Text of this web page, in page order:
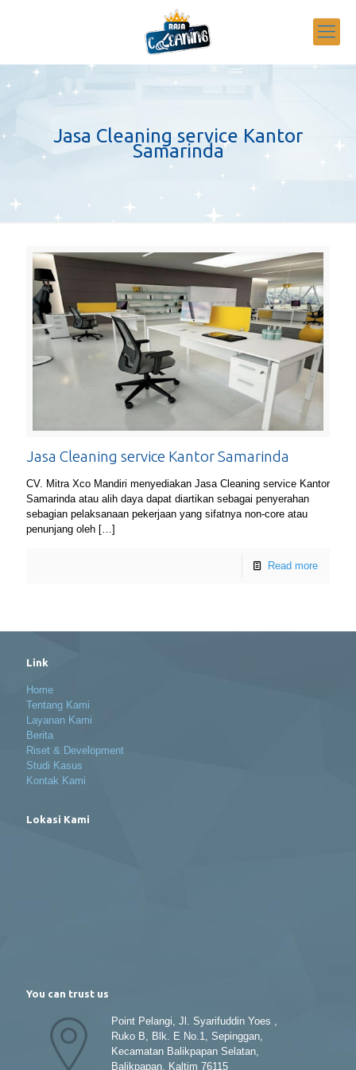
Jasa Cleaning service Kantor
Samarinda
Jasa Cleaning service Kantor Samarinda
CV. Mitra Xco Mandiri menyediakan Jasa Cleaning service Kantor
Samarinda atau alih daya dapat diartikan sebagai penyerahan
sebagian pelaksanaan pekerjaan yang sifatnya non-core atau
penunjang oleh […]
Read more
Link
Home
Tentang Kami
Layanan Kami
Berita
Riset & Development
Studi Kasus
Kontak Kami
Lokasi Kami
You can trust us
Point Pelangi, Jl. Syarifuddin Yoes ,
Ruko B, Blk. E No.1, Sepinggan,
Kecamatan Balikpapan Selatan,
Balikpapan, Kaltim 76115